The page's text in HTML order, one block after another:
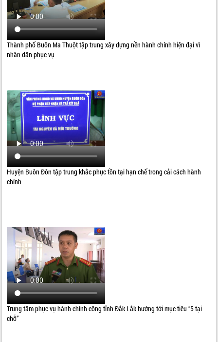
Thành phố Buôn Ma Thuột tập trung xây dựng nền hành chính hiện đại vì
nhân dân phục vụ
Huyện Buôn Đôn tập trung khắc phục tồn tại hạn chế trong cải cách hành
chính
Trung tâm phục vụ hành chính công tỉnh Đắk Lắk hướng tới mục tiêu “5 tại
chỗ”